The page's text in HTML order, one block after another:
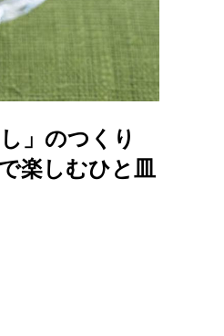
」のつくり
楽しむひと皿